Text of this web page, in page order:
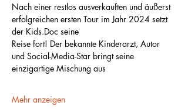
Nach einer restlos ausverkauften und äußerst
erfolgreichen ersten Tour im Jahr 2024 setzt
der Kids.Doc seine
Reise fort! Der bekannte Kinderarzt, Autor
und Social-Media-Star bringt seine
einzigartige Mischung aus
Mehr anzeigen